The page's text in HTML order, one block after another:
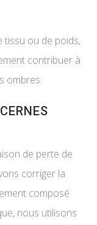
tissu ou de poids,
contribuer à
ombres.
de perte de
corriger la
composé
nous utilisons